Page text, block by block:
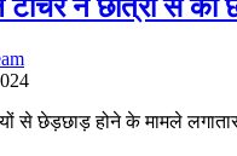
ने छात्रा से की
से छेड़छाड़ होने के मामले